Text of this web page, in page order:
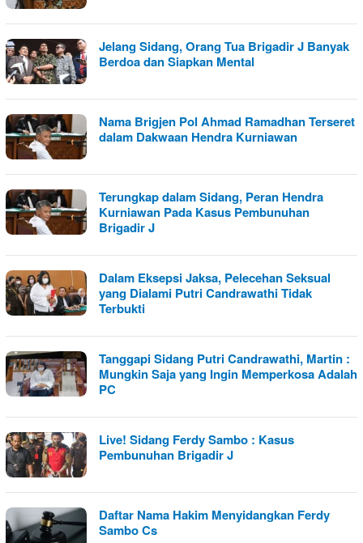
Jelang Sidang, Orang Tua Brigadir J Banyak
Berdoa dan Siapkan Mental
Nama Brigjen Pol Ahmad Ramadhan Terseret
dalam Dakwaan Hendra Kurniawan
Terungkap dalam Sidang, Peran Hendra
Kurniawan Pada Kasus Pembunuhan
Brigadir J
Dalam Eksepsi Jaksa, Pelecehan Seksual
yang Dialami Putri Candrawathi Tidak
Terbukti
Tanggapi Sidang Putri Candrawathi, Martin :
Mungkin Saja yang Ingin Memperkosa Adalah
PC
Live! Sidang Ferdy Sambo : Kasus
Pembunuhan Brigadir J
Daftar Nama Hakim Menyidangkan Ferdy
Sambo Cs